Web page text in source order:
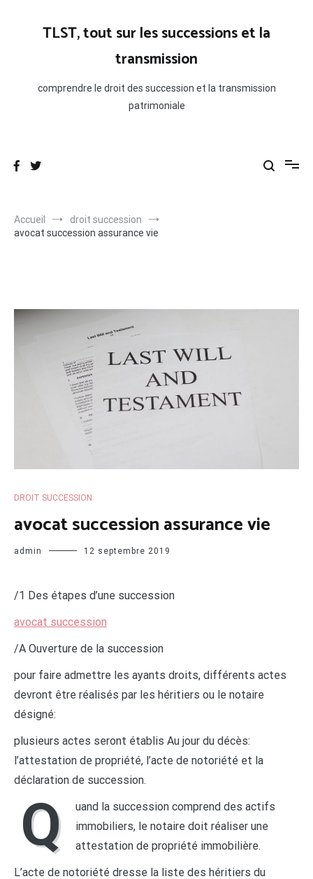
TLST, tout sur les successions et la
transmission
comprendre le droit des succession et la transmission
patrimoniale
Accueil
droit succession
avocat succession assurance vie
DROIT SUCCESSION
avocat succession assurance vie
admin 12 septembre 2019
/1 Des étapes d’une succession
avocat succession
/A Ouverture de la succession
pour faire admettre les ayants droits, différents actes
devront être réalisés par les héritiers ou le notaire
désigné:
plusieurs actes seront établis Au jour du décès:
l’attestation de propriété, l’acte de notoriété et la
déclaration de succession.
Q
uand la succession comprend des actifs
immobiliers, le notaire doit réaliser une
attestation de propriété immobilière.
L’acte de notoriété dresse la liste des héritiers du